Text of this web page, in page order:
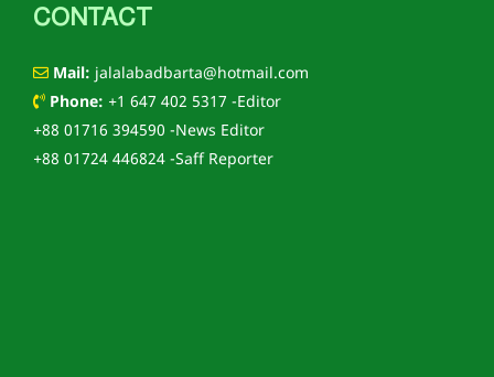
CONTACT
Mail: jalalabadbarta@hotmail.com
Phone: +1 647 402 5317 -Editor
+88 01716 394590 -News Editor
+88 01724 446824 -Saff Reporter